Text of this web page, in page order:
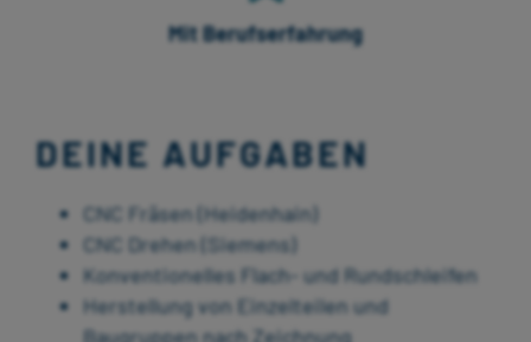
Mit Berufserfahrung
DEINE AUFGABEN
CNC Fräsen (Heidenhain)
CNC Drehen (Siemens)
Konventionelles Flach- und Rundschleifen
Herstellung von Einzelteilen und
Baugruppen nach Zeichnung